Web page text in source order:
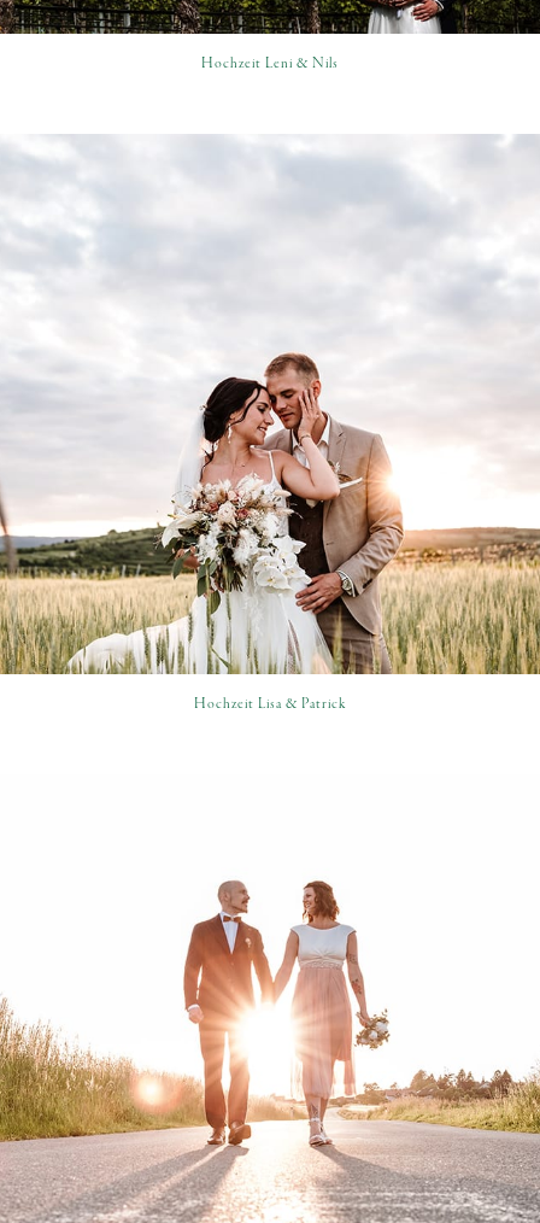
Hochzeit Leni & Nils
Hochzeit Lisa & Patrick